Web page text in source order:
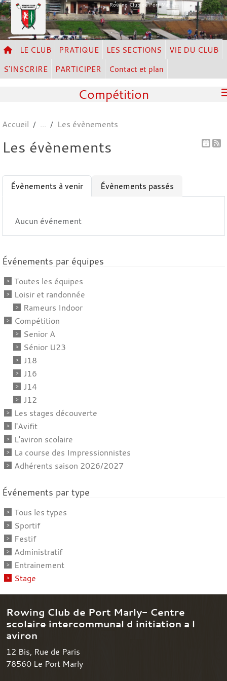
Rowing Club de Port Marly
LE CLUB PRATIQUE LES SECTIONS
VIE DU CLUB
S'INSCRIRE
PARTICIPER Contact et plan
Compétition
Accueil Les évènements
Les évènements
Évènements à venir Évènements passés
Aucun événement
Événements par équipes
Toutes les équipes
Loisir et randonnée
Rameurs Indoor
Compétition
Senior A
Sénior U23
J18
J16
J14
J12
Les stages découverte
l'Avifit
L'aviron scolaire
La course des Impressionnistes
Adhérents saison 2026/2027
Événements par type
Tous les types
Sportif
Festif
Administratif
Entrainement
Stage
Rowing Club de Port Marly- Centre
scolaire intercommunal d initiation a l
aviron
12 Bis, Rue de Paris
78560 Le Port Marly
Panneau de gestion des cookies